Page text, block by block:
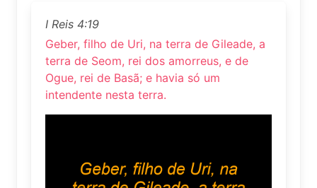
I Reis 4:19
Geber, filho de Uri, na terra de Gileade, a
terra de Seom, rei dos amorreus, e de
Ogue, rei de Basã; e havia só um
intendente nesta terra.